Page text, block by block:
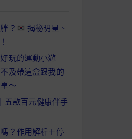
？
揭秘明星、
玩的運動小遊
及帶這盒跟我的
～
五款百元健康伴手
？作用解析＋停